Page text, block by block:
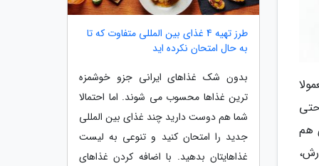
هم
طرز تهیه 4 غذای بین المللی متفاوت که تا
به حال امتحان نکرده اید
بدون شک غذاهای ایرانی جزو خوشمزه
ترین غذاها محسوب می شوند. اما احتمالا
شما هم دوست دارید چند غذای بین المللی
جدید را امتحان کنید و تنوعی به لیست
غذاهایتان بدهید. با اضافه کردن غذاهای